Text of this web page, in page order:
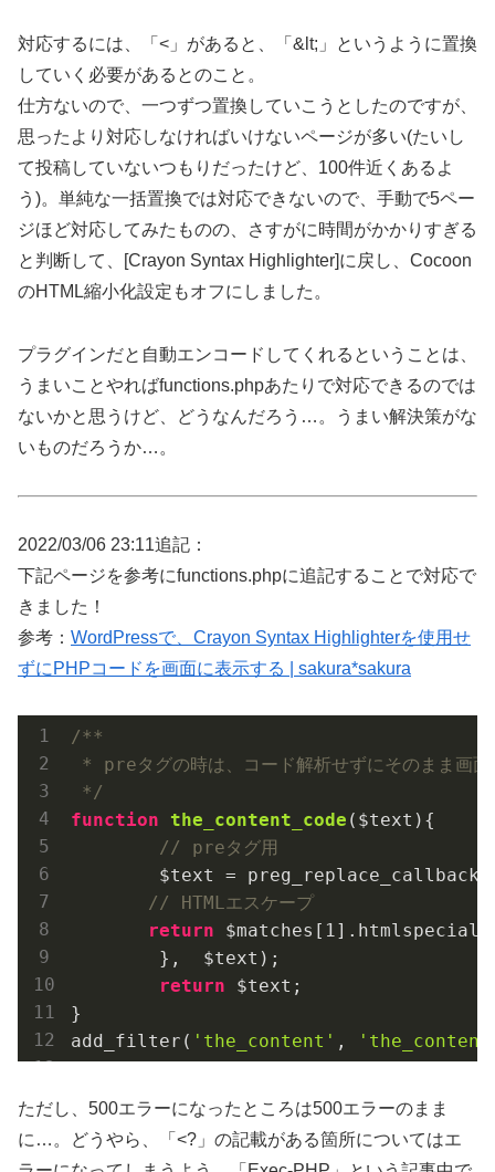
対応するには、「<」があると、「&lt;」というように置換
していく必要があるとのこと。
仕方ないので、一つずつ置換していこうとしたのですが、
思ったより対応しなければいけないページが多い(たいし
て投稿していないつもりだったけど、100件近くあるよ
う)。単純な一括置換では対応できないので、手動で5ペー
ジほど対応してみたものの、さすがに時間がかかりすぎる
と判断して、[Crayon Syntax Highlighter]に戻し、Cocoon
のHTML縮小化設定もオフにしました。
プラグインだと自動エンコードしてくれるということは、
うまいことやればfunctions.phpあたりで対応できるのでは
ないかと思うけど、どうなんだろう…。うまい解決策がな
いものだろうか…。
2022/03/06 23:11追記：
下記ページを参考にfunctions.phpに追記することで対応で
きました！
参考： WordPressで、Crayon Syntax Highlighterを使用せ
ずにPHPコードを画面に表示する | sakura*sakura
/**
* preタグの時は、コード解析せずにそのまま画面
*/
function the_content_code ($text) {
// preタグ用
$text =
// HTMLエスケープ
return $matches[ 1
return $text;
}
add_filter( 'the_content' ,
ただし、500エラーになったところは500エラーのまま
に…。どうやら、「<?」の記載がある箇所についてはエ